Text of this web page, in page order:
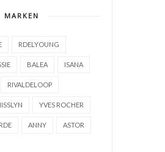
MARKEN
RDELYOUNG
BALEA ISANA
RIVALDELOOP
YVES ROCHER
ANNY ASTOR